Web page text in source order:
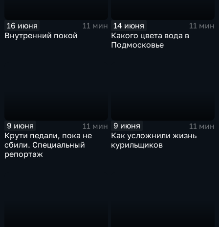
16 июня
11 мин
Внутренний покой
14 июня
11 мин
Какого цвета вода в
Подмосковье
9 июня
11 мин
Крути педали, пока не
сбили. Специальный
репортаж
9 июня
11 мин
Как усложнили жизнь
курильщиков